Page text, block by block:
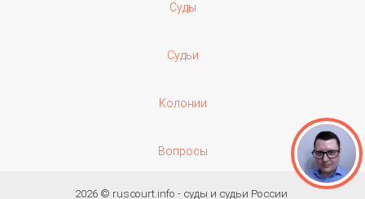
Суды
Судьи
Колонии
Вопросы
2026 © ruscourt.info - суды и судьи России